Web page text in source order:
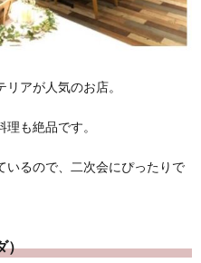
アが人気のお店。
も絶品です。
いるので、二次会にぴったりで
）